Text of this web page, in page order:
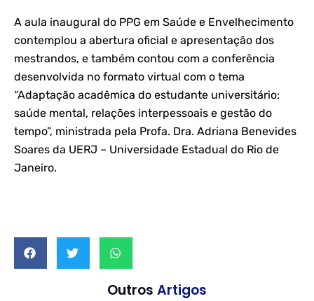
A aula inaugural do PPG em Saúde e Envelhecimento
contemplou a abertura oficial e apresentação dos
mestrandos, e também contou com a conferência
desenvolvida no formato virtual com o tema
“Adaptação acadêmica do estudante universitário:
saúde mental, relações interpessoais e gestão do
tempo”, ministrada pela Profa. Dra. Adriana Benevides
Soares da UERJ – Universidade Estadual do Rio de
Janeiro.
Outros Artigos